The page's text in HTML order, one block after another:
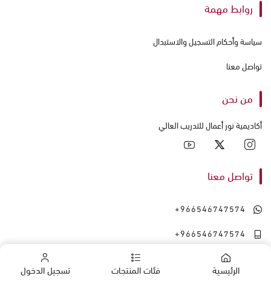
الرئيسية فئات المنتجات تسجيل الدخول
روابط مهمة
سياسة وأحكام التسجيل والاستبدال
تواصل معنا
من نحن
أكاديمية نور أعمال للتدريب العالي
تواصل معنا
+966546747574
+966546747574